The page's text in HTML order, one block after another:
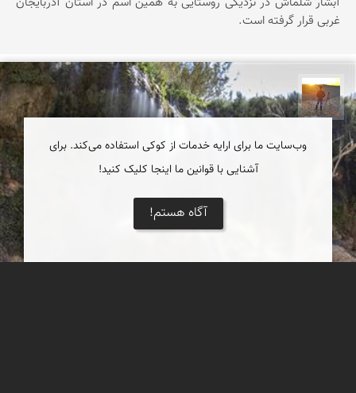
غربی قرار گرفته است.
مهدی مخلصیان
وب‌سایت ما برای ارایه خدمات از کوکی استفاده می‌کند. برای
آشنایی با قوانین ما اینجا کلیک کنید!
آگاه هستم!